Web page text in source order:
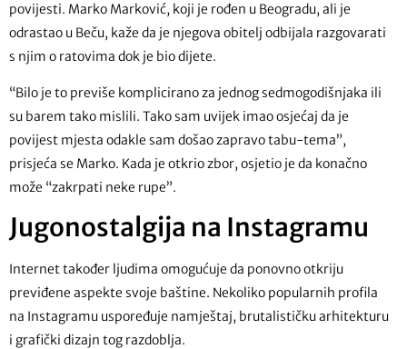
povijesti. Marko Marković, koji je rođen u Beogradu, ali je
odrastao u Beču, kaže da je njegova obitelj odbijala razgovarati
s njim o ratovima dok je bio dijete.
“Bilo je to previše komplicirano za jednog sedmogodišnjaka ili
su barem tako mislili. Tako sam uvijek imao osjećaj da je
povijest mjesta odakle sam došao zapravo tabu-tema”,
prisjeća se Marko. Kada je otkrio zbor, osjetio je da konačno
može “zakrpati neke rupe”.
Jugonostalgija na Instagramu
Internet također ljudima omogućuje da ponovno otkriju
previđene aspekte svoje baštine. Nekoliko popularnih profila
na Instagramu uspoređuje namještaj, brutalističku arhitekturu
i grafički dizajn tog razdoblja.